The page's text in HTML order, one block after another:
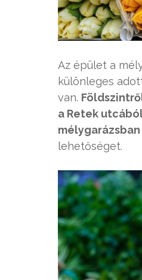
Az épület a
különleges
van.
a Retek
lehetőséget.